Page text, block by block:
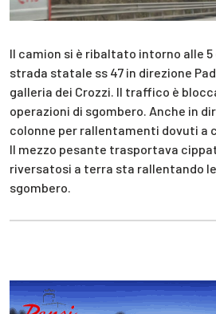
Il camion si è ribaltato intorno alle
strada statale ss 47 in direzione
galleria dei Crozzi. Il traffico è
operazioni di sgombero. Anche in
colonne per rallentamenti dovuti a
Il mezzo pesante trasportava
riversatosi a terra sta rallentando
sgombero.